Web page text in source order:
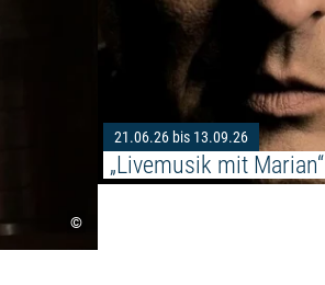
©
21.06.26 bis 13.09.26
„Livemusik mit Marian“